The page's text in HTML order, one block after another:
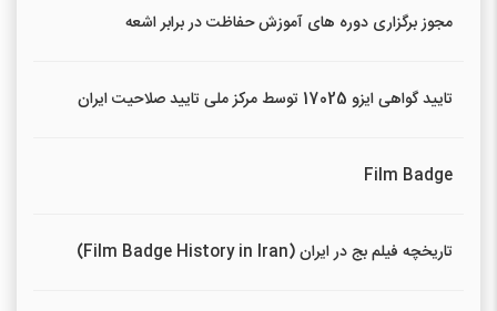
مجوز برگزاری دوره های آموزش حفاظت در برابر اشعه
تایید گواهی ایزو 17025 توسط مرکز ملی تایید صلاحیت ایران
Film Badge
تاریخچه فیلم بج در ایران (Film Badge History in Iran)